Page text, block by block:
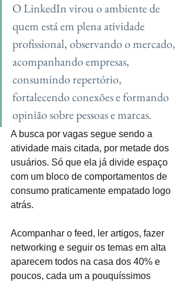
O LinkedIn virou o ambiente de
quem está em plena atividade
profissional, observando o mercado,
acompanhando empresas,
consumindo repertório,
fortalecendo conexões e formando
opinião sobre pessoas e marcas.
A busca por vagas segue sendo a
atividade mais citada, por metade dos
usuários. Só que ela já divide espaço
com um bloco de comportamentos de
consumo praticamente empatado logo
atrás.
Acompanhar o feed, ler artigos, fazer
networking e seguir os temas em alta
aparecem todos na casa dos 40% e
poucos, cada um a pouquíssimos